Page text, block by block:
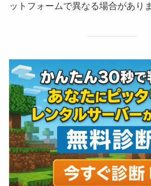
ットフォームで異なる場合があり